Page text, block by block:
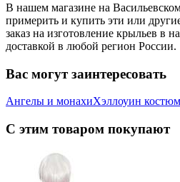
В нашем магазине на
примерить и купить эти или
заказ на изготовление крыльев в
доставкой в любой регион России.
Вас могут заинтересовать
Ангелы и монахиХэллоуин
С этим товаром покупают